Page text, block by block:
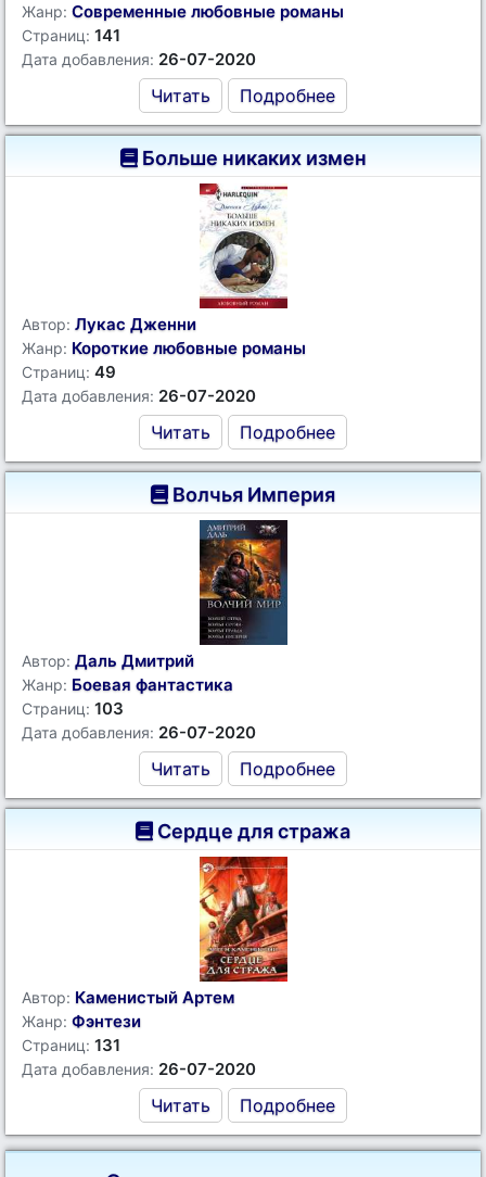
Жанр: Современные любовные романы
Страниц: 141
Дата добавления: 26-07-2020
Читать Подробнее
Больше никаких измен
Автор: Лукас Дженни
Жанр: Короткие любовные романы
Страниц: 49
Дата добавления: 26-07-2020
Читать Подробнее
Волчья Империя
Автор: Даль Дмитрий
Жанр: Боевая фантастика
Страниц: 103
Дата добавления: 26-07-2020
Читать Подробнее
Сердце для стража
Автор: Каменистый Артем
Жанр: Фэнтези
Страниц: 131
Дата добавления: 26-07-2020
Читать Подробнее